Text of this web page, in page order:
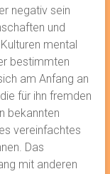
negativ sein
und
mental
bestimmten
am Anfang an
für ihn fremden
bekannten
vereinfachtes
Das
mit anderen